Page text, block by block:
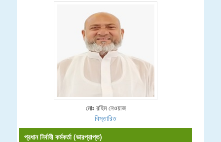
মোঃ রহিম নেওয়াজ
বিস্তারিত
প্রধান নির্বাহী কর্মকর্তা (ভারপ্রাপ্ত)